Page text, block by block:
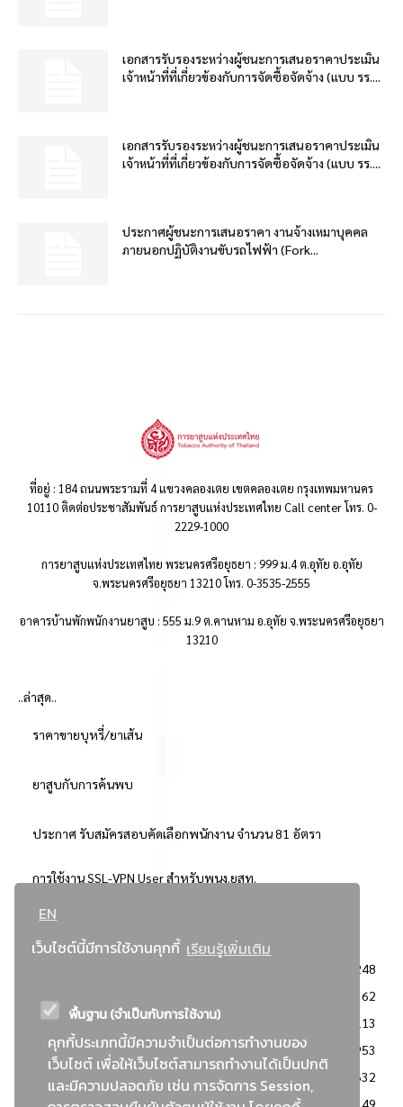
EN
เว็บไซต์นี้มีการใช้งานคุกกี้ เรียนรู้เพิ่มเติม
พื้นฐาน (จำเป็นกับการใช้งาน)
คุกกี้ประเภทนี้มีความจำเป็นต่อการทำงานของ
เว็บไซต์ เพื่อให้เว็บไซต์สามารถทำงานได้เป็นปกติ
และมีความปลอดภัย เช่น การจัดการ Session,
เอกสารรับรองระหว่างผู้ชนะการเสนอราคาประเมิน
เจ้าหน้าที่ที่เกี่ยวข้องกับการจัดซื้อจัดจ้าง (แบบ รร....
เอกสารรับรองระหว่างผู้ชนะการเสนอราคาประเมิน
เจ้าหน้าที่ที่เกี่ยวข้องกับการจัดซื้อจัดจ้าง (แบบ รร....
ประกาศผู้ชนะการเสนอราคา งานจ้างเหมาบุคคล
ภายนอกปฏิบัติงานขับรถไฟฟ้า (Fork...
ที่อยู่ : 184 ถนนพระรามที่ 4 แขวงคลองเตย เขตคลองเตย กรุงเทพมหานคร
10110 ติดต่อประชาสัมพันธ์ การยาสูบแห่งประเทศไทย Call center โทร. 0-
2229-1000
การยาสูบแห่งประเทศไทย พระนครศรีอยุธยา : 999 ม.4 ต.อุทัย อ.อุทัย
จ.พระนครศรีอยุธยา 13210 โทร. 0-3535-2555
อาคารบ้านพักพนักงานยาสูบ : 555 ม.9 ต.คานหาม อ.อุทัย จ.พระนครศรีอยุธยา
13210
..ล่าสุด..
ราคาขายบุหรี่/ยาเส้น
ยาสูบกับการค้นพบ
ประกาศ รับสมัครสอบคัดเลือกพนักงาน จำนวน 81 อัตรา
การใช้งาน SSL-VPN User สำหรับพนง.ยสท.
3248
2362
: วิธีเฉพาะเจาะจง
2113
ข่าวสาร/ประกาศ
1953
: เอกสารส่งเสริมความโปร่งใสในการจัดซื้อจัดจ้าง
1632